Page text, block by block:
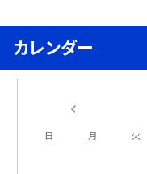
カレンダー
日 月 火